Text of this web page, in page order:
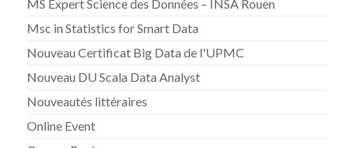
MS Expert Science des Données – INSA Rouen
Msc in Statistics for Smart Data
Nouveau Certificat Big Data de l'UPMC
Nouveau DU Scala Data Analyst
Nouveautés littéraires
Online Event